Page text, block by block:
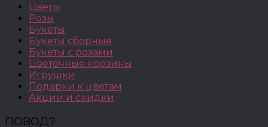
Цветы
Розы
Букеты
Букеты сборные
Букеты с розами
Цветочные корзины
Игрушки
Подарки к цветам
Акции и скидки
ПОВОД?